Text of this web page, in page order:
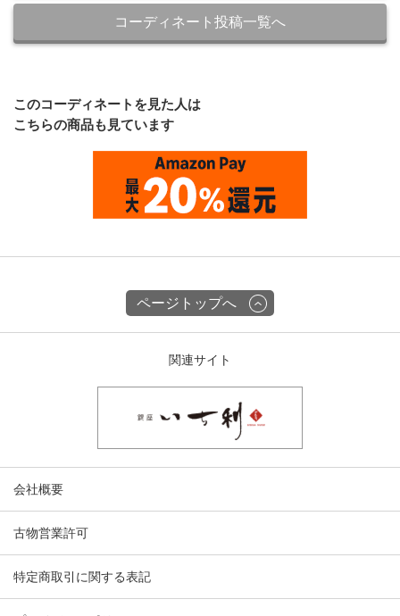
コーディネート投稿一覧へ
このコーディネートを見た人は
こちらの商品も見ています
ページトップへ
関連サイト
会社概要
古物営業許可
特定商取引に関する表記